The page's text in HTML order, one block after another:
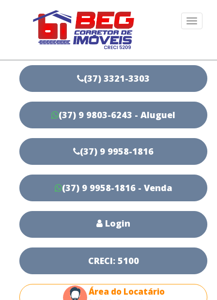
(37) 3321-3303
(37) 9 9803-6243 - Aluguel
(37) 9 9958-1816
(37) 9 9958-1816 - Venda
Login
CRECI: 5100
Área do Locatário